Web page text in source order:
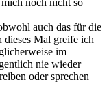
auch das für die
dieses Mal greife ich
im
nie wieder
oder sprechen